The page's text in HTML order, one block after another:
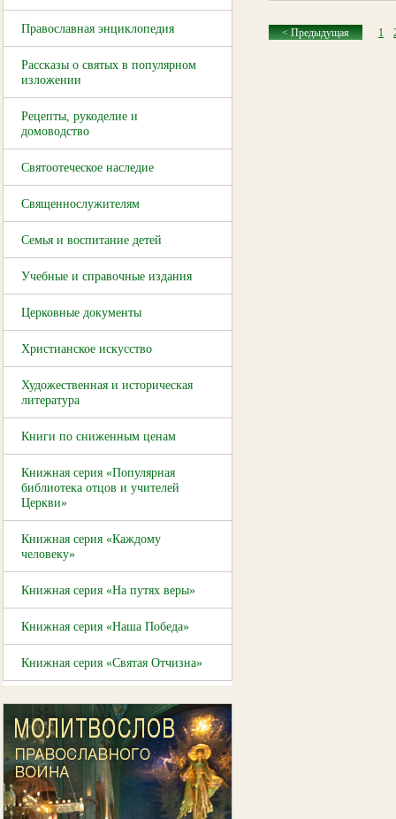
Православная энциклопедия
Рассказы о святых в популярном
изложении
Рецепты, рукоделие и
домоводство
Святоотеческое наследие
Священнослужителям
Семья и воспитание детей
Учебные и справочные издания
Церковные документы
Христианское искусство
Художественная и историческая
литература
Книги по сниженным ценам
Книжная серия «Популярная
библиотека отцов и учителей
Церкви»
Книжная серия «Каждому
человеку»
Книжная серия «На путях веры»
Книжная серия «Наша Победа»
Книжная серия «Святая Отчизна»
< Предыдущая 1